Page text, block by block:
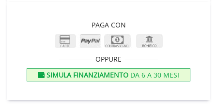
PAGA CON
OPPURE
SIMULA FINANZIAMENTO DA 6 A 30 MESI